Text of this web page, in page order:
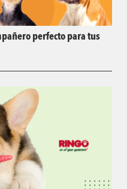
perfecto para tus